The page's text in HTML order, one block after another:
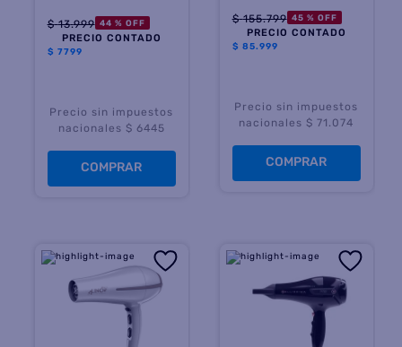
$ 13.999 44 % OFF
PRECIO CONTADO
$ 7799
Precio sin impuestos
nacionales $ 6445
COMPRAR
$ 155.799 45 % OFF
PRECIO CONTADO
$ 85.999
Precio sin impuestos
nacionales $ 71.074
COMPRAR